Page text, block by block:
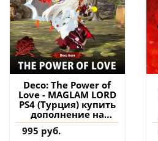
Deco: The Power of
Love - MAGLAM LORD
PS4 (Турция) купить
дополнение на
аккаунт
995 руб.